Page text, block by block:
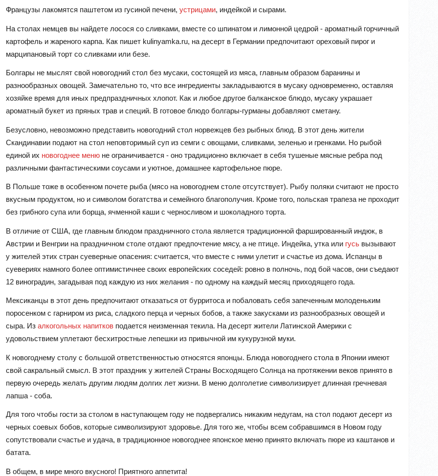
Французы лакомятся паштетом из гусиной печени, устрицами, индейкой и сырами.
На столах немцев вы найдете лосося со сливками, вместе со шпинатом и лимонной цедрой - ароматный горчичный
картофель и жареного карпа. Как пишет kulinyamka.ru, на десерт в Германии предпочитают ореховый пирог и
марципановый торт со сливками или безе.
Болгары не мыслят свой новогодний стол без мусаки, состоящей из мяса, главным образом баранины и
разнообразных овощей. Замечательно то, что все ингредиенты закладываются в мусаку одновременно, оставляя
хозяйке время для иных предпраздничных хлопот. Как и любое другое балканское блюдо, мусаку украшает
ароматный букет из пряных трав и специй. В готовое блюдо болгары-гурманы добавляют сметану.
Безусловно, невозможно представить новогодний стол норвежцев без рыбных блюд. В этот день жители
Скандинавии подают на стол неповторимый суп из семги с овощами, сливками, зеленью и гренками. Но рыбой
единой их новогоднее меню не ограничивается - оно традиционно включает в себя тушеные мясные ребра под
различными фантастическими соусами и уютное, домашнее картофельное пюре.
В Польше тоже в особенном почете рыба (мясо на новогоднем столе отсутствует). Рыбу поляки считают не просто
вкусным продуктом, но и символом богатства и семейного благополучия. Кроме того, польская трапеза не проходит
без грибного супа или борща, ячменной каши с черносливом и шоколадного торта.
В отличие от США, где главным блюдом праздничного стола является традиционной фаршированный индюк, в
Австрии и Венгрии на праздничном столе отдают предпочтение мясу, а не птице. Индейка, утка или гусь вызывают
у жителей этих стран суеверные опасения: считается, что вместе с ними улетит и счастье из дома. Испанцы в
суевериях намного более оптимистичнее своих европейских соседей: ровно в полночь, под бой часов, они съедают
12 виноградин, загадывая под каждую из них желания - по одному на каждый месяц приходящего года.
Мексиканцы в этот день предпочитают отказаться от бурритоса и побаловать себя запеченным молоденьким
поросенком с гарниром из риса, сладкого перца и черных бобов, а также закусками из разнообразных овощей и
сыра. Из алкогольных напитков подается неизменная текила. На десерт жители Латинской Америки с
удовольствием уплетают бесхитростные лепешки из привычной им кукурузной муки.
К новогоднему столу с большой ответственностью относятся японцы. Блюда новогоднего стола в Японии имеют
свой сакральный смысл. В этот праздник у жителей Страны Восходящего Солнца на протяжении веков принято в
первую очередь желать другим людям долгих лет жизни. В меню долголетие символизирует длинная гречневая
лапша - соба.
Для того чтобы гости за столом в наступающем году не подвергались никаким недугам, на стол подают десерт из
черных соевых бобов, которые символизируют здоровье. Для того же, чтобы всем собравшимся в Новом году
сопутствовали счастье и удача, в традиционное новогоднее японское меню принято включать пюре из каштанов и
батата.
В общем, в мире много вкусного! Приятного аппетита!